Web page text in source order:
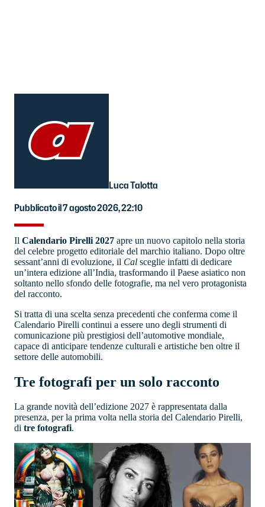
Luca Talotta
Pubblicato il 7 agosto 2026, 22:10
Il Calendario Pirelli 2027 apre un nuovo capitolo nella storia
del celebre progetto editoriale del marchio italiano. Dopo oltre
sessant’anni di evoluzione, il Cal sceglie infatti di dedicare
un’intera edizione all’India, trasformando il Paese asiatico non
soltanto nello sfondo delle fotografie, ma nel vero protagonista
del racconto.
Si tratta di una scelta senza precedenti che conferma come il
Calendario Pirelli continui a essere uno degli strumenti di
comunicazione più prestigiosi dell’automotive mondiale,
capace di anticipare tendenze culturali e artistiche ben oltre il
settore delle automobili.
Tre fotografi per un solo racconto
La grande novità dell’edizione 2027 è rappresentata dalla
presenza, per la prima volta nella storia del Calendario Pirelli,
di tre fotografi.